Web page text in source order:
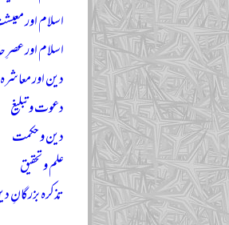
اسلام اور
اسلام اور عصرِ
دین اور معاشرہ
دعوت و تبلیغ
دین و حکمت
علم و تحقیق
تذکرہ بزرگانِ